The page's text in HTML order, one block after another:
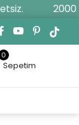
2000
0
Sepetim